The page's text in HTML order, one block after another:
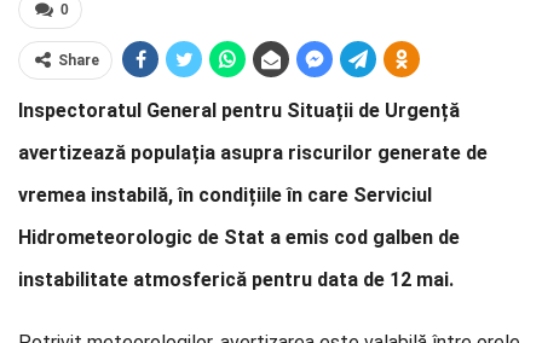
0
Share
Inspectoratul General pentru Situații de Urgență
avertizează populația asupra riscurilor generate de
vremea instabilă, în condițiile în care Serviciul
Hidrometeorologic de Stat a emis cod galben de
instabilitate atmosferică pentru data de 12 mai.